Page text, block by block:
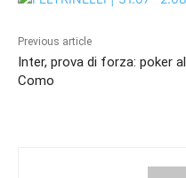
Previous article
Inter, prova di forza: poker al
Como